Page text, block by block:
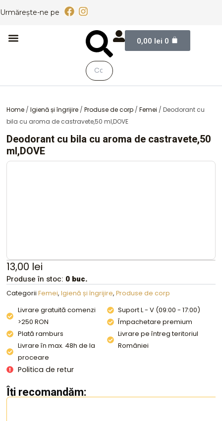
to
Urmărește-ne pe
F
I
t
a
r
a
Meniu Caută
Caută
search
box.
0,00 lei 0
Cart
Home /Igienă și îngrijire /Produse de corp /Femei / Deodorant cu
bila cu aroma de castravete,50 ml,DOVE
Deodorant cu bila cu aroma de castravete,50
ml,DOVE
13,00 lei
Produse în stoc: 0 buc.
Categorii Femei,Igienă și îngrijire,Produse de corp
Livrare gratuită comenzi
>250 RON
Plată ramburs
Livrare în max. 48h de la
proceare
Suport L - V (09:00 - 17:00)
Împachetare premium
Livrare pe întreg teritoriul
României
Politica de retur
Îți recomandăm: